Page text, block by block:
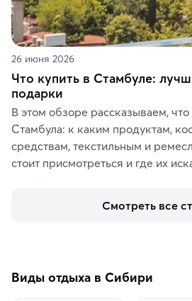
26 июня 2026
Что купить в Стамбуле:
подарки
В этом обзоре рассказываем, что
Стамбула: к каким продуктам,
средствам, текстильным и
стоит присмотреться и где их
аутентичных лавках — в
Смотреть все
Виды отдыха в Сибири